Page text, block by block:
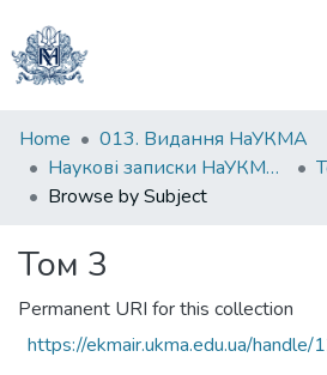
Communities
&
Collections
Home
013. Видання НаУКМА
Наукові записки НаУКМА. Комп'ютерні науки
Browse by Subject
Том 3
Permanent URI for this collection
https://ekmair.ukma.edu.ua/